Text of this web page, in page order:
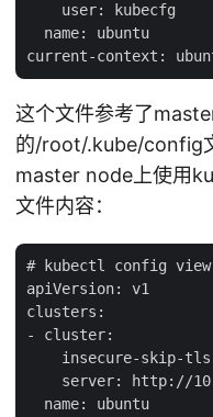
    user: kubecfg
  name: ubuntu
这个文件参考了
的/root/.kube/config
master node上使用
文件内容：
# kubectl config view
apiVersion: v1
clusters:
- cluster:
insecure-skip-
server: http://
  name: ubuntu